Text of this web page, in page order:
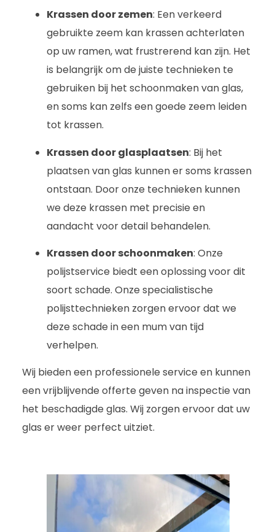
Krassen door zemen: Een verkeerd
gebruikte zeem kan krassen achterlaten
op uw ramen, wat frustrerend kan zijn. Het
is belangrijk om de juiste technieken te
gebruiken bij het schoonmaken van glas,
en soms kan zelfs een goede zeem leiden
tot krassen.
Krassen door glasplaatsen: Bij het
plaatsen van glas kunnen er soms krassen
ontstaan. Door onze technieken kunnen
we deze krassen met precisie en
aandacht voor detail behandelen.
Krassen door schoonmaken: Onze
polijstservice biedt een oplossing voor dit
soort schade. Onze specialistische
polijsttechnieken zorgen ervoor dat we
deze schade in een mum van tijd
verhelpen.
Wij bieden een professionele service en kunnen
een vrijblijvende offerte geven na inspectie van
het beschadigde glas. Wij zorgen ervoor dat uw
glas er weer perfect uitziet.